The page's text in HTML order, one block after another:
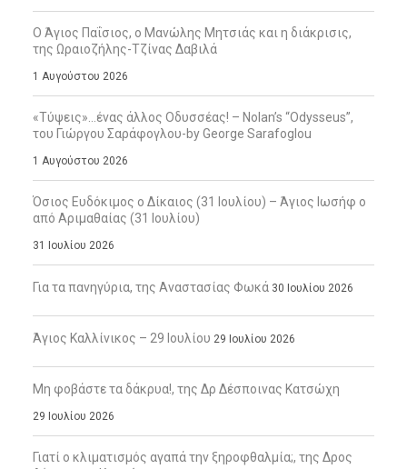
Ο Άγιος Παΐσιος, ο Μανώλης Μητσιάς και η διάκρισις,
της Ωραιοζήλης-Τζίνας Δαβιλά
1 Αυγούστου 2026
«Τύψεις»…ένας άλλος Οδυσσέας! – Nolan’s “Odysseus”,
του Γιώργου Σαράφογλου-by George Sarafoglou
1 Αυγούστου 2026
Όσιος Ευδόκιμος ο Δίκαιος (31 Ιουλίου) – Άγιος Ιωσήφ ο
από Αριμαθαίας (31 Ιουλίου)
31 Ιουλίου 2026
Για τα πανηγύρια, της Αναστασίας Φωκά 30 Ιουλίου 2026
Άγιος Καλλίνικος – 29 Ιουλίου 29 Ιουλίου 2026
Μη φοβάστε τα δάκρυα!, της Δρ Δέσποινας Κατσώχη
29 Ιουλίου 2026
Γιατί ο κλιματισμός αγαπά την ξηροφθαλμία;, της Δρος